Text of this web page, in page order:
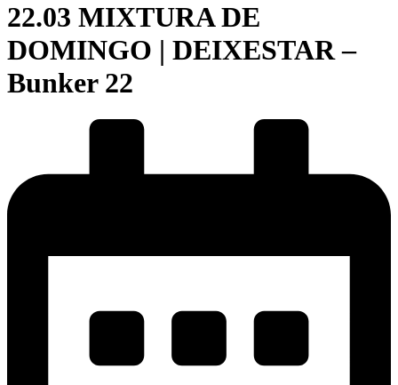
22.03 MIXTURA DE
DOMINGO | DEIXESTAR –
Bunker 22